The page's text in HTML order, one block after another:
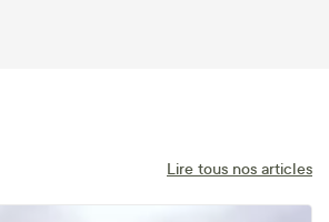
Lire tous nos articles